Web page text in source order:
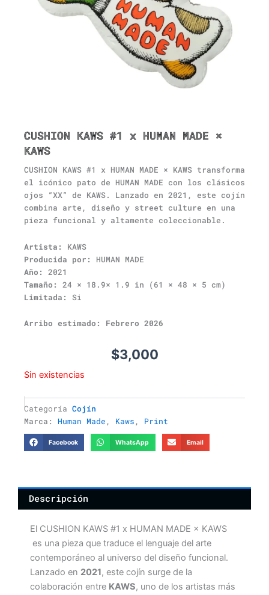
CUSHION KAWS #1 x HUMAN MADE ×
KAWS
CUSHION KAWS #1 x HUMAN MADE × KAWS transforma
el icónico pato de HUMAN MADE con los clásicos
ojos “XX” de KAWS. Lanzado en 2021, este cojín
combina arte, diseño y street culture en una
pieza funcional y altamente coleccionable.
Artista:
KAWS
Producida por:
HUMAN MADE
Año:
2021
Tamaño:
24 × 18.9× 1.9 in (61 × 48 × 5 cm)
Limitada:
Si
Arribo estimado: Febrero 2026
$3,000
Sin existencias
Categoría Cojín
Marca: Human Made , Kaws , Print
Facebook WhatsApp Email
Descripción
El CUSHION KAWS #1 x HUMAN MADE × KAWS
es una pieza que traduce el lenguaje del arte
contemporáneo al universo del diseño funcional.
Lanzado en 2021, este cojín surge de la
colaboración entre KAWS, uno de los artistas más